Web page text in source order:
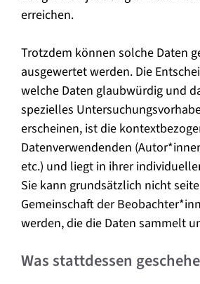
erreichen.
Trotzdem können solche Daten
ausgewertet werden. Die
welche Daten glaubwürdig und
spezielles
erscheinen, ist die
Datenverwendenden
etc.) und liegt in ihrer
Sie kann grundsätzlich nicht
Gemeinschaft der
werden, die die Daten sammelt
Was stattdessen